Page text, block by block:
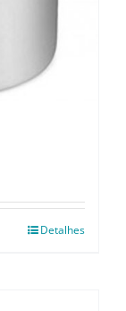
Detalhes